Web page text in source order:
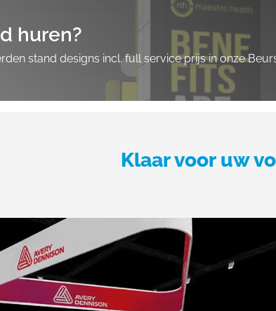
huren?
stand designs incl. full service prijs in onze
Klaar voor uw